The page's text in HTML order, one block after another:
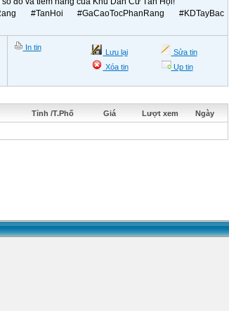
#TanHoi #GaCaoTocPhanRang #KDTayBac
In tin
Lưu lại
Sửa tin
Xóa tin
Up tin
Tỉnh /T.Phố Giá Lượt xem Ngày